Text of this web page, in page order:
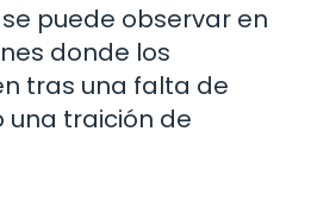
puede observar en
donde los
tras una falta de
una traición de